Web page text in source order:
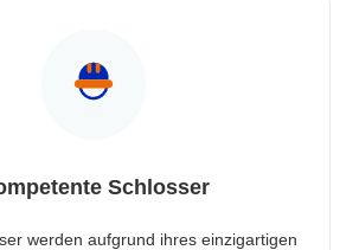
Schlosser
werden aufgrund ihres einzigartigen